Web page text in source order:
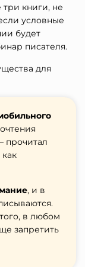
книги, не
условные
будет
писателя.
для
прочитал
, и в
в любом
запретить